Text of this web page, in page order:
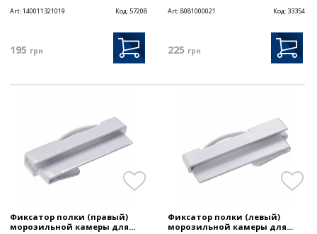
Art:140011321019 Код: 57208
195 грн
Art:8081000021 Код: 33354
225 грн
Фиксатор полки (правый)
морозильной камеры для...
Фиксатор полки (левый)
морозильной камеры для...